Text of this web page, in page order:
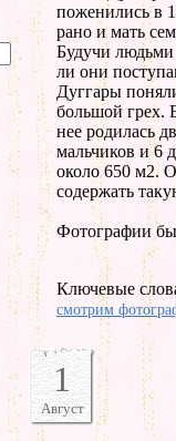
поженились в
рано и мать
Будучи
ли они
Дуггары
большой грех.
нее родилась
мальчиков и 6
около 650 м2.
содержать
Фотографии
Ключевые
смотрим
1
Август